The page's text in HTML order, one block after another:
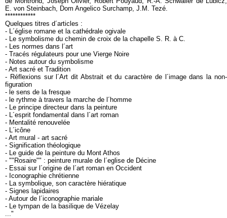
E. von Steinbach, Dom Angelico Surchamp, J.M. Tezé.
************
Quelques titres d´articles :
- L´église romane et la cathédrale ogivale
- Le symbolisme du chemin de croix de la chapelle S. R. à C.
- Les normes dans l´art
- Tracés régulateurs pour une Vierge Noire
- Notes autour du symbolisme
- Art sacré et Tradition
- Réflexions sur l´Art dit Abstrait et du caractère de l´image dans la non-
figuration
- le sens de la fresque
- le rythme à travers la marche de l´homme
- Le principe directeur dans la peinture
- L´esprit fondamental dans l´art roman
- Mentalité renouvelée
- L´icône
- Art mural - art sacré
- Signification théologique
- Le guide de la peinture du Mont Athos
- ""Rosaire"" : peinture murale de l´eglise de Décine
- Essai sur l´origine de l´art roman en Occident
- Iconographie chrétienne
- La symbolique, son caractère hiératique
- Signes lapidaires
- Autour de l´iconographie mariale
- Le tympan de la basilique de Vézelay
..."